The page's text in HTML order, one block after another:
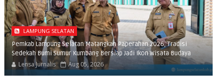
LAMPUNG SELATAN
Pemkab Lampung Selatan Matangkan Paperahan 2026, Tradisi
Sedekah Bumi Sumur Kumbang Bersiap Jadi Ikon Wisata Budaya
Lensa Jurnalis Aug 05, 2026